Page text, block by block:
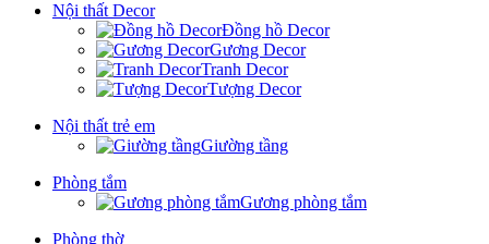
Nội thất Decor
Đồng hồ Decor
Gương Decor
Tranh Decor
Tượng Decor
Nội thất trẻ em
Giường tầng
Phòng tắm
Gương phòng tắm
Phòng thờ